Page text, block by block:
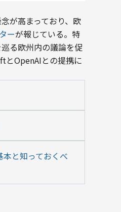
が高まっており、欧
ーが報じている。特
る欧州内の議論を促
とOpenAIとの提携に
と知っておくべ